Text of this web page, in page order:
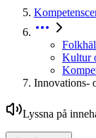
Kultur
Innovations-
Lyssna på